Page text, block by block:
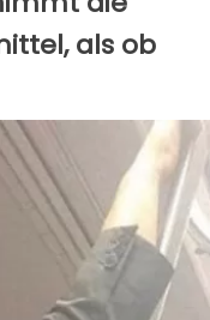
als ob